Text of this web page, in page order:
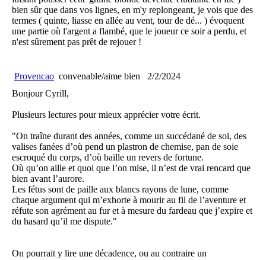
bien sûr que dans vos lignes, en m'y replongeant, je vois que des
termes ( quinte, liasse en allée au vent, tour de dé... ) évoquent
une partie où l'argent a flambé, que le joueur ce soir a perdu, et
n'est sûrement pas prêt de rejouer !
Provencao convenable/aime bien
2/2/2024
Bonjour Cyrill,
Plusieurs lectures pour mieux apprécier votre écrit.
"On traîne durant des années, comme un succédané de soi, des
valises fanées d’où pend un plastron de chemise, pan de soie
escroqué du corps, d’où baille un revers de fortune.
Où qu’on aille et quoi que l’on mise, il n’est de vrai rencard que
bien avant l’aurore.
Les fétus sont de paille aux blancs rayons de lune, comme
chaque argument qui m’exhorte à mourir au fil de l’aventure et
réfute son agrément au fur et à mesure du fardeau que j’expire et
du hasard qu’il me dispute."
On pourrait y lire une décadence, ou au contraire un